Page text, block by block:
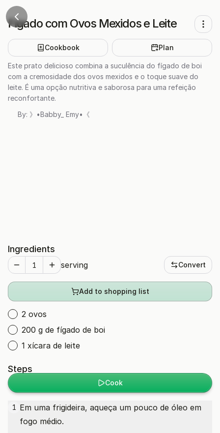
Fígado com Ovos Mexidos e Leite
Cookbook Plan
Este prato delicioso combina a suculência do fígado de boi
com a cremosidade dos ovos mexidos e o toque suave do
leite. É uma opção nutritiva e saborosa para uma refeição
reconfortante.
By: 》•Babby_ Emy•《
Ingredients
serving Convert
Add to shopping list
2 ovos
200 g de fígado de boi
1 xícara de leite
Steps
Cook
1 Em uma frigideira, aqueça um pouco de óleo em
fogo médio.